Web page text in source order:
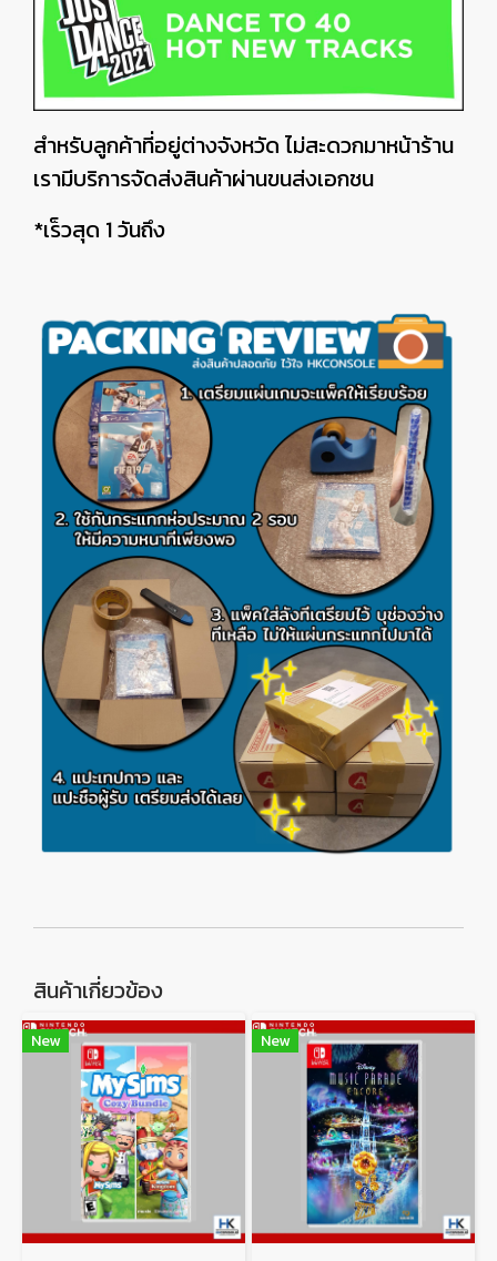
สำหรับลูกค้าที่อยู่ต่างจังหวัด ไม่สะดวกมาหน้าร้าน
เรามีบริการจัดส่งสินค้าผ่านขนส่งเอกชน
*เร็วสุด 1 วันถึง
สินค้าเกี่ยวข้อง
New New